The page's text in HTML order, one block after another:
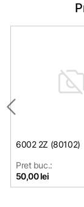
6002 2Z (80102)
Pret buc.:
50,00 lei